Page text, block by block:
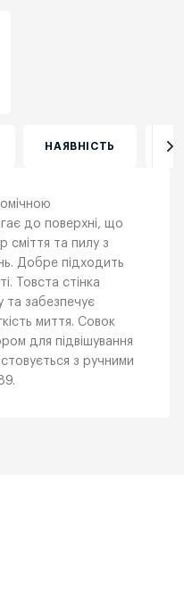
НАЯВНІСТЬ
до поверхні, що
сміття та пилу з
Добре підходить
Товста стінка
та забезпечує
миття. Совок
для підвішування
з ручними